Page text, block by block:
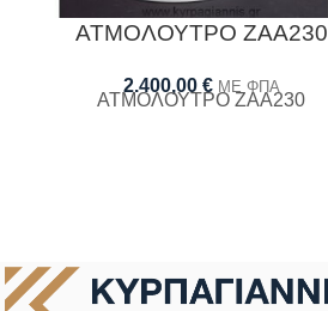
ΑΤΜΟΛΟΥΤΡΟ ΖΑΑ230
2.400,00 € ΜΕ ΦΠΑ
ΑΤΜΟΛΟΥΤΡΟ ΖΑΑ230